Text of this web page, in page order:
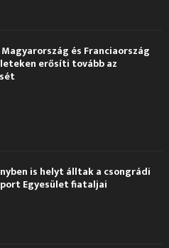
és Franciaország
erősíti tovább az
is helyt álltak a csongrádi
Egyesület fiataljai